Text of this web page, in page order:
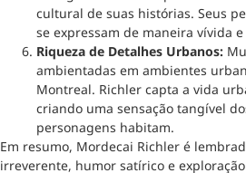
cultural de suas histórias. Seus
se expressam de maneira vívida
Riqueza de Detalhes Urbanos:
ambientadas em ambientes
Montreal. Richler capta a vida
criando uma sensação tangível
personagens habitam.
Em resumo, Mordecai Richler é
irreverente, humor satírico e